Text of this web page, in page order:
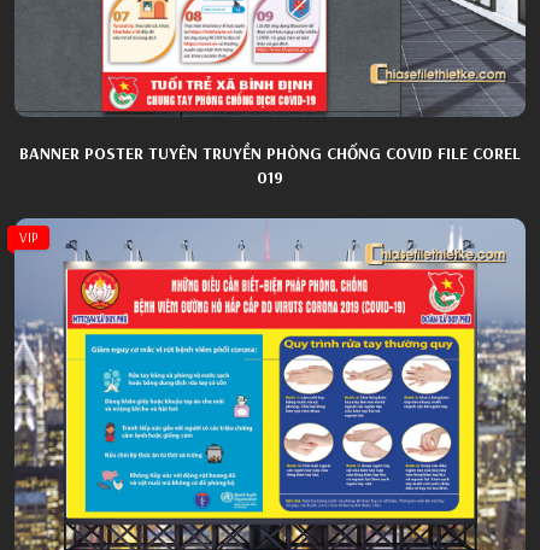
BANNER POSTER TUYÊN TRUYỀN PHÒNG CHỐNG COVID FILE COREL
019
VIP